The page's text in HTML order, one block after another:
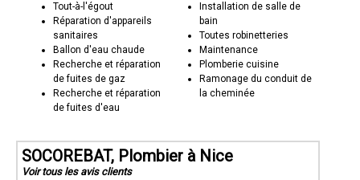
Tout-à-l'égout
Réparation d'appareils
sanitaires
Ballon d'eau chaude
Recherche et réparation
de fuites de gaz
Recherche et réparation
de fuites d'eau
Installation de salle de
bain
Toutes robinetteries
Maintenance
Plomberie cuisine
Ramonage du conduit de
la cheminée
SOCOREBAT, Plombier à Nice
Voir tous les avis clients